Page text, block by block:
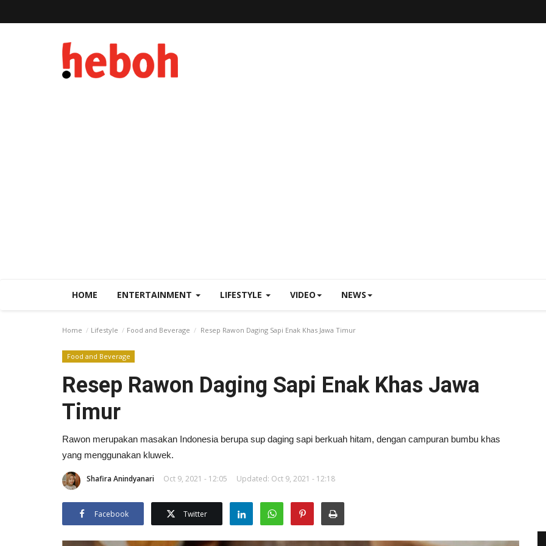
HOME ENTERTAINMENT LIFESTYLE VIDEO NEWS
Home Lifestyle Food and Beverage Resep Rawon Daging Sapi Enak Khas Jawa Timur
Food and Beverage
Resep Rawon Daging Sapi Enak Khas Jawa
Timur
Rawon merupakan masakan Indonesia berupa sup daging sapi berkuah hitam, dengan campuran bumbu khas
yang menggunakan kluwek.
Shafira Anindyanari Oct 9, 2021 - 12:05 Updated: Oct 9, 2021 - 12:18
Facebook Twitter